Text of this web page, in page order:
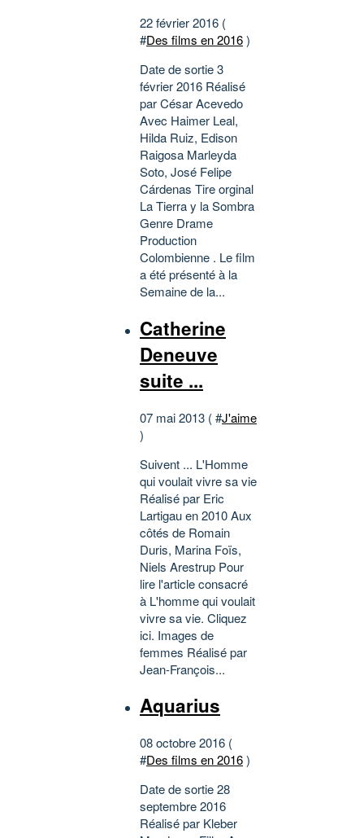
22 février 2016 (
#Des films en 2016)
Date de sortie 3
février 2016 Réalisé
par César Acevedo
Avec Haimer Leal,
Hilda Ruiz, Edison
Raigosa Marleyda
Soto, José Felipe
Cárdenas Tire orginal
La Tierra y la Sombra
Genre Drame
Production
Colombienne . Le film
a été présenté à la
Semaine de la...
Catherine
Deneuve
suite ...
07 mai 2013 ( #J'aime
)
Suivent ... L'Homme
qui voulait vivre sa vie
Réalisé par Eric
Lartigau en 2010 Aux
côtés de Romain
Duris, Marina Foïs,
Niels Arestrup Pour
lire l'article consacré
à L'homme qui voulait
vivre sa vie. Cliquez
ici. Images de
femmes Réalisé par
Jean-François...
Aquarius
08 octobre 2016 (
#Des films en 2016)
Date de sortie 28
septembre 2016
Réalisé par Kleber